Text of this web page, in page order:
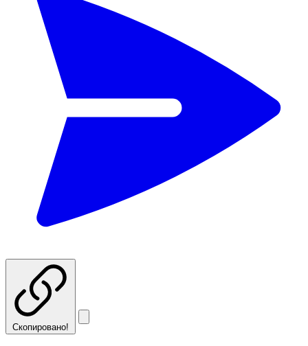
Скопировано!